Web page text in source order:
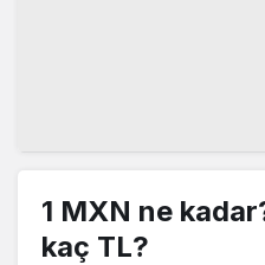
1 MXN ne
kaç TL?